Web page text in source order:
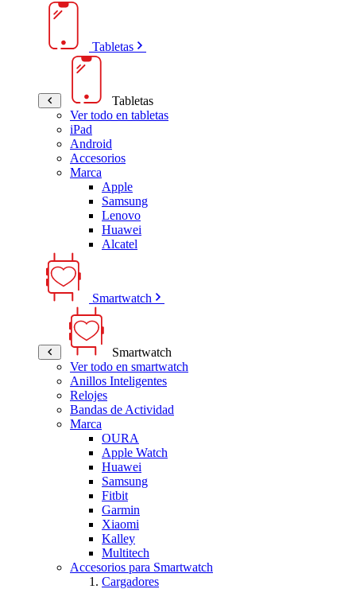
Tabletas
Tabletas
Ver todo en tabletas
iPad
Android
Accesorios
Marca
Apple
Samsung
Lenovo
Huawei
Alcatel
Smartwatch
Smartwatch
Ver todo en smartwatch
Anillos Inteligentes
Relojes
Bandas de Actividad
Marca
OURA
Apple Watch
Huawei
Samsung
Fitbit
Garmin
Xiaomi
Kalley
Multitech
Accesorios para Smartwatch
Cargadores